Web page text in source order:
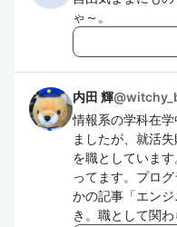
ゃ～。
内田 輝@
情報系の学科在
ましたが、就活
を職としていま
ってます。プロ
かの記事「エン
き。職として関わ